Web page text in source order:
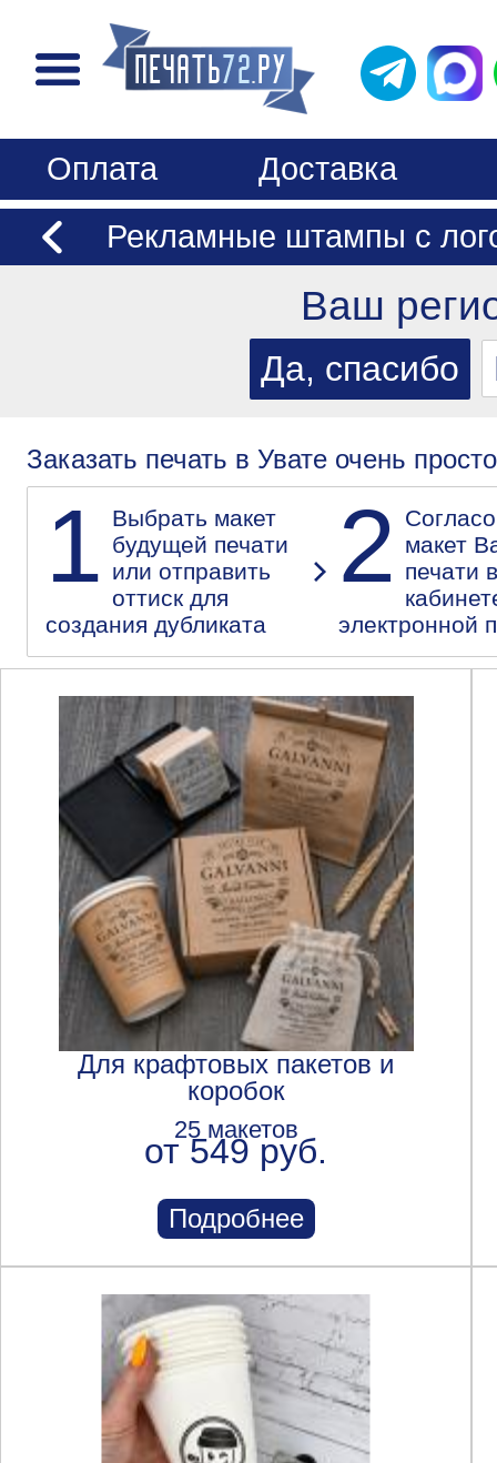
Оплата
Доставка
Рекламные штампы с
Ваш
Заказать печать в Увате очень
1 Выбрать макет
будущей печати
или отправить
оттиск для
создания дубликата
2
макет
печати
электронной
Для крафтовых пакетов и
коробок
25 макетов
от 549 руб.
Подробнее